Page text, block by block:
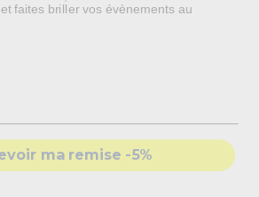
7,55 €
!
tendances et
faites briller vos évènements au
ma remise -5%